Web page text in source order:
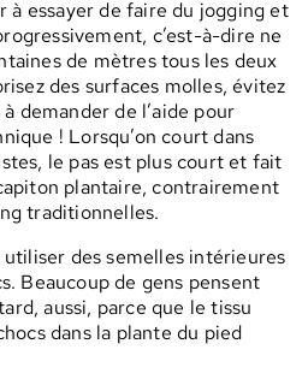
à essayer de faire du jogging et
c’est-à-dire ne
de mètres tous les deux
des surfaces molles, évitez
à demander de l’aide pour
! Lorsqu’on court dans
le pas est plus court et fait
plantaire, contrairement
traditionnelles.
utiliser des semelles intérieures
Beaucoup de gens pensent
aussi, parce que le tissu
dans la plante du pied